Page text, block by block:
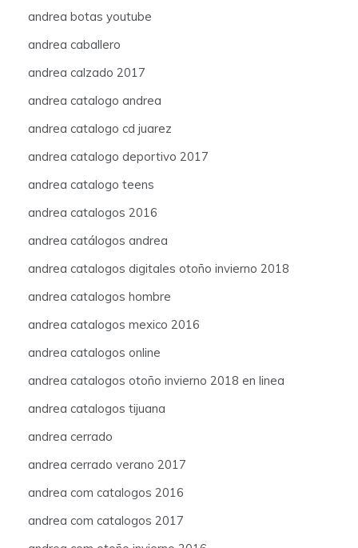
andrea botas youtube
andrea caballero
andrea calzado 2017
andrea catalogo andrea
andrea catalogo cd juarez
andrea catalogo deportivo 2017
andrea catalogo teens
andrea catalogos 2016
andrea catálogos andrea
andrea catalogos digitales otoño invierno 2018
andrea catalogos hombre
andrea catalogos mexico 2016
andrea catalogos online
andrea catalogos otoño invierno 2018 en linea
andrea catalogos tijuana
andrea cerrado
andrea cerrado verano 2017
andrea com catalogos 2016
andrea com catalogos 2017